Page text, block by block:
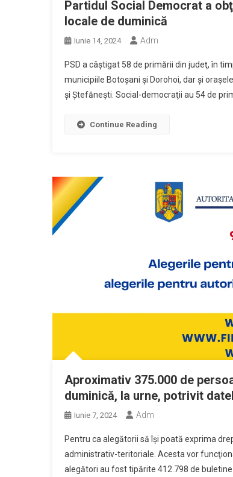
Partidul Social Democrat a
locale de duminică
Iunie 14, 2024 Adm
PSD a câştigat 58 de primării din judeţ, în
municipiile Botoşani şi Dorohoi, dar şi
şi Ştefăneşti. Social-democraţii au 54 de
Continue Reading
Aproximativ 375.000 de
duminică, la urne, potrivit
Iunie 7, 2024 Adm
Pentru ca alegătorii să îşi poată exprima
administrativ-teritoriale. Acesta vor
alegători au fost tipărite 412.798 de